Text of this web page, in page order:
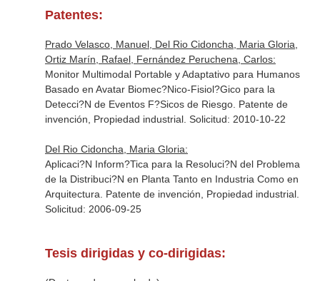
Patentes:
Prado Velasco, Manuel, Del Rio Cidoncha, Maria Gloria,
Ortiz Marín, Rafael, Fernández Peruchena, Carlos:
Monitor Multimodal Portable y Adaptativo para Humanos
Basado en Avatar Biomec?Nico-Fisiol?Gico para la
Detecci?N de Eventos F?Sicos de Riesgo. Patente de
invención, Propiedad industrial. Solicitud: 2010-10-22
Del Rio Cidoncha, Maria Gloria:
Aplicaci?N Inform?Tica para la Resoluci?N del Problema
de la Distribuci?N en Planta Tanto en Industria Como en
Arquitectura. Patente de invención, Propiedad industrial.
Solicitud: 2006-09-25
Tesis dirigidas y co-dirigidas: